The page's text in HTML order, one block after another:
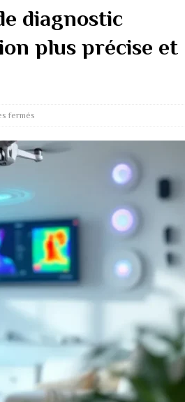
diagnostic
plus précise et
fermés